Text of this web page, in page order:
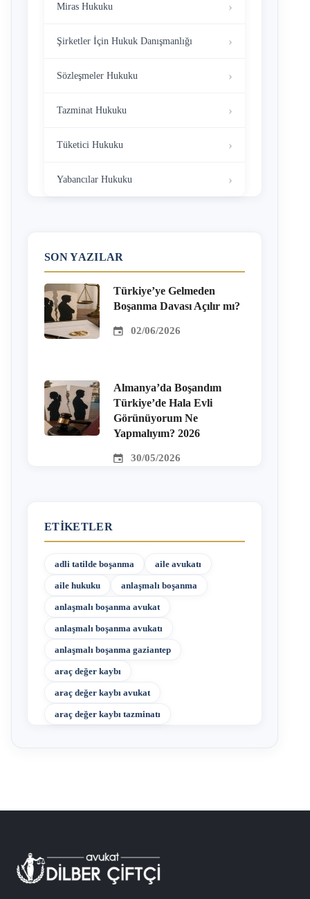
Miras Hukuku
Şirketler İçin Hukuk Danışmanlığı
Sözleşmeler Hukuku
Tazminat Hukuku
Tüketici Hukuku
Yabancılar Hukuku
SON YAZILAR
Türkiye’ye Gelmeden
Boşanma Davası Açılır mı?
02/06/2026
Almanya’da Boşandım
Türkiye’de Hala Evli
Görünüyorum Ne
Yapmalıyım? 2026
30/05/2026
ETIKETLER
adli tatilde boşanma aile avukatı
aile hukuku anlaşmalı boşanma
anlaşmalı boşanma avukat
anlaşmalı boşanma avukatı
anlaşmalı boşanma gaziantep
araç değer kaybı
araç değer kaybı avukat
araç değer kaybı tazminatı